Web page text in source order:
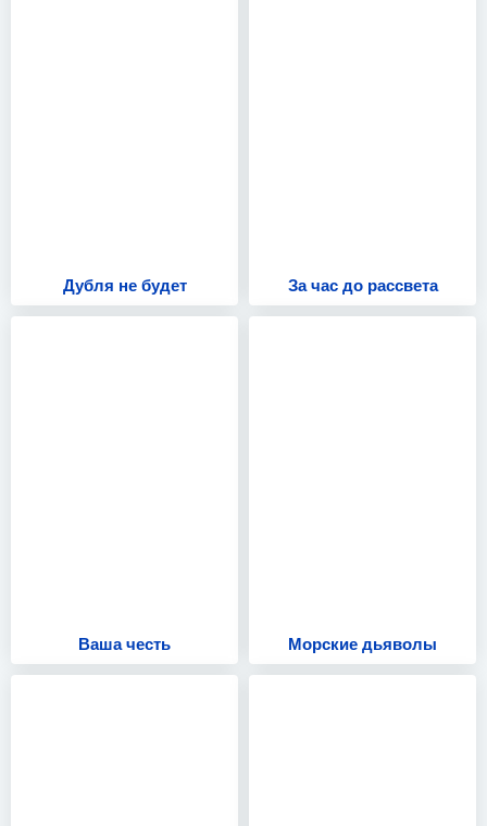
Дубля не будет За час до рассвета
Ваша честь Морские дьяволы